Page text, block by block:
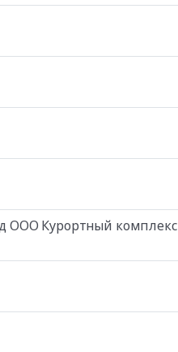
ООО Курортный комплекс